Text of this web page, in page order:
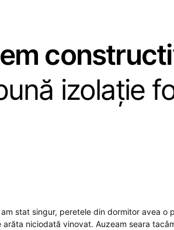
izolație
stat singur, peretele din dormitor avea o
niciodată vinovat. Auzeam seara